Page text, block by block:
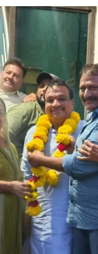
के तहत आंगनवाड़ी
breaking-news-
khachrodnews
Rais